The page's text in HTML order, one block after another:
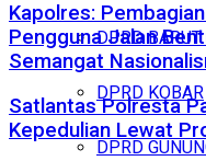
DPRD BARUT
DPRD KOBAR
DPRD
Kapolres:
Pengguna Jalan
Semangat
Satlantas Polresta
Kepedulian Lewat